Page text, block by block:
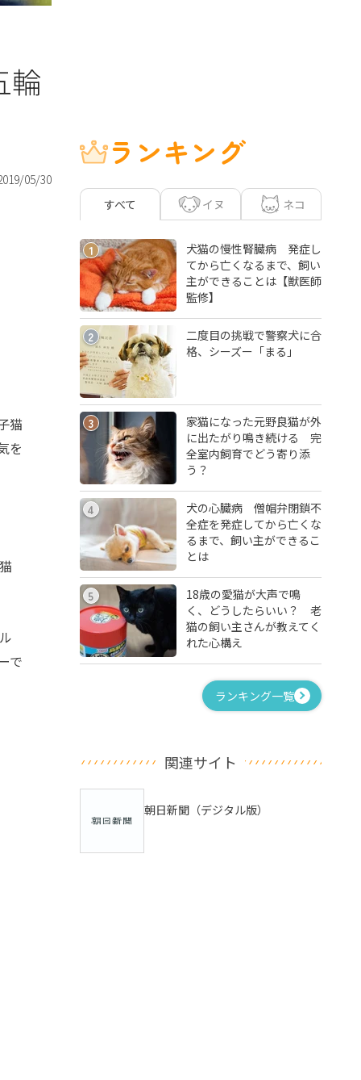
輪
05/30
猫
を
で
ランキング
すべて イヌ ネコ
1
犬猫の慢性腎臓病 発症し
てから亡くなるまで、飼い
主ができることは【獣医師
監修】
2
二度目の挑戦で警察犬に合
格、シーズー「まる」
3
家猫になった元野良猫が外
に出たがり鳴き続ける 完
全室内飼育でどう寄り添
う？
4
犬の心臓病 僧帽弁閉鎖不
全症を発症してから亡くな
るまで、飼い主ができるこ
とは
5
18歳の愛猫が大声で鳴
く、どうしたらいい？ 老
猫の飼い主さんが教えてく
れた心構え
ランキング一覧
関連サイト
朝日新聞（デジタル版）